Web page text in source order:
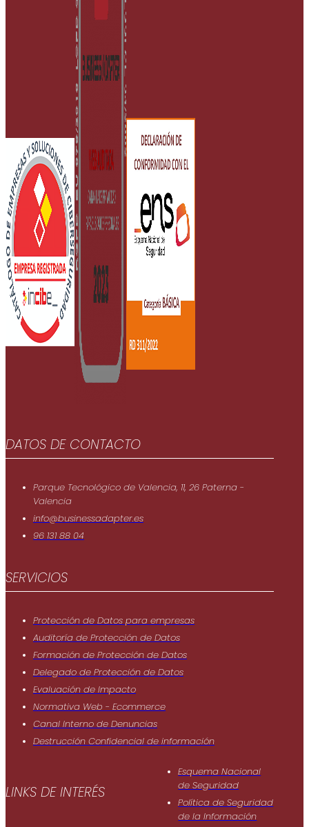
DATOS DE CONTACTO
Parque Tecnológico de Valencia, 11, 26 Paterna -
Valencia
info@businessadapter.es
96 131 88 04
SERVICIOS
Protección de Datos para empresas
Auditoría de Protección de Datos
Formación de Protección de Datos
Delegado de Protección de Datos
Evaluación de Impacto
Normativa Web - Ecommerce
Canal Interno de Denuncias
Destrucción Confidencial de información
LINKS DE INTERÉS
Esquema Nacional
de Seguridad
Política de Seguridad
de Ia Información